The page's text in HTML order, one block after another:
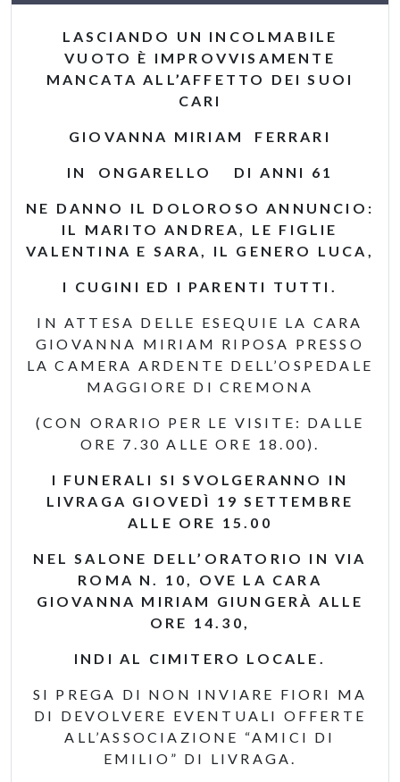
LASCIANDO UN INCOLMABILE
VUOTO È IMPROVVISAMENTE
MANCATA ALL’AFFETTO DEI SUOI
CARI
GIOVANNA MIRIAM FERRARI
IN ONGARELLO DI ANNI 61
NE DANNO IL DOLOROSO ANNUNCIO:
IL MARITO ANDREA, LE FIGLIE
VALENTINA E SARA, IL GENERO LUCA,
I CUGINI ED I PARENTI TUTTI.
IN ATTESA DELLE ESEQUIE LA CARA
GIOVANNA MIRIAM RIPOSA PRESSO
LA CAMERA ARDENTE DELL’OSPEDALE
MAGGIORE DI CREMONA
(CON ORARIO PER LE VISITE: DALLE
ORE 7.30 ALLE ORE 18.00).
I FUNERALI SI SVOLGERANNO IN
LIVRAGA GIOVEDÌ 19 SETTEMBRE
ALLE ORE 15.00
NEL SALONE DELL’ORATORIO IN VIA
ROMA N. 10, OVE LA CARA
GIOVANNA MIRIAM GIUNGERÀ ALLE
ORE 14.30,
INDI AL CIMITERO LOCALE.
SI PREGA DI NON INVIARE FIORI MA
DI DEVOLVERE EVENTUALI OFFERTE
ALL’ASSOCIAZIONE “AMICI DI
EMILIO” DI LIVRAGA.